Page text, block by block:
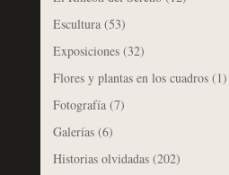
Escultura(53)
Exposiciones(32)
Flores y plantas en los cuadros(1)
Fotografía(7)
Galerías(6)
Historias olvidadas(202)